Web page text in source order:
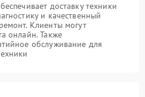
доставку техники
и качественный
Клиенты могут
онлайн. Также
обслуживание для